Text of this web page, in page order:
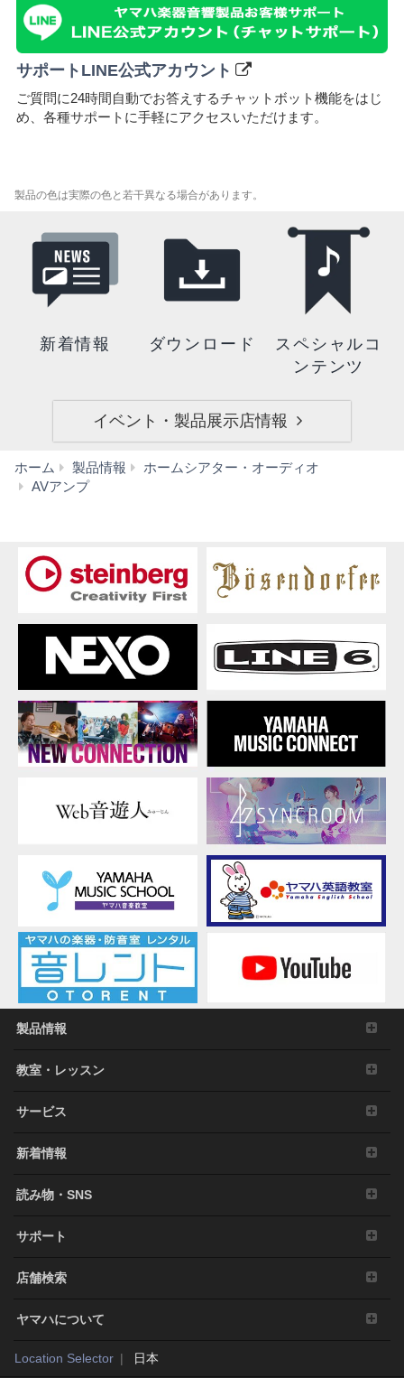
サポートLINE公式アカウント
ご質問に24時間自動でお答えするチャットボット機能をはじ
め、各種サポートに⼿軽にアクセスいただけます。
製品の色は実際の色と若干異なる場合があります。
新着情報 ダウンロード
スペシャルコ
ンテンツ
イベント・製品展示店情報
ホーム 製品情報
ホームシアター・オーディオ
AVアンプ
製品情報
教室・レッスン
サービス
新着情報
読み物・SNS
サポート
店舗検索
ヤマハについて
Location Selector 日本